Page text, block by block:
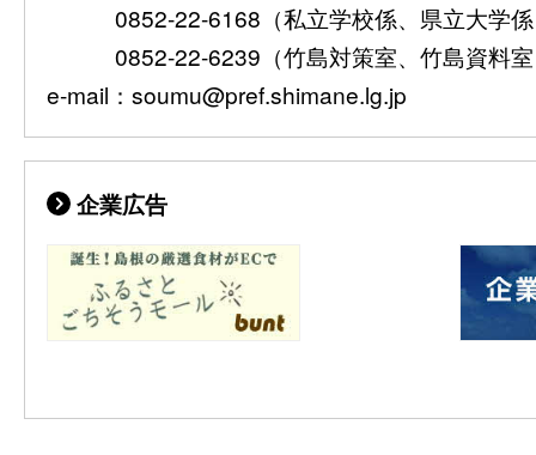
0852-22-6168（私立学校係、県立大学
0852-22-6239（竹島対策室、竹島資料
e-mail：soumu@pref.shimane.lg.jp
企業広告